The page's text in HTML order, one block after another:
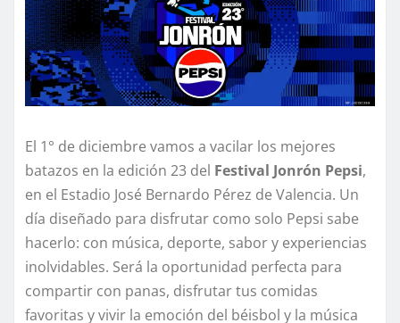
El 1° de diciembre vamos a vacilar los mejores
batazos en la edición 23 del Festival Jonrón Pepsi,
en el Estadio José Bernardo Pérez de Valencia. Un
día diseñado para disfrutar como solo Pepsi sabe
hacerlo: con música, deporte, sabor y experiencias
inolvidables. Será la oportunidad perfecta para
compartir con panas, disfrutar tus comidas
favoritas y vivir la emoción del béisbol y la música